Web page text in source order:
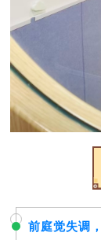
前庭觉失调